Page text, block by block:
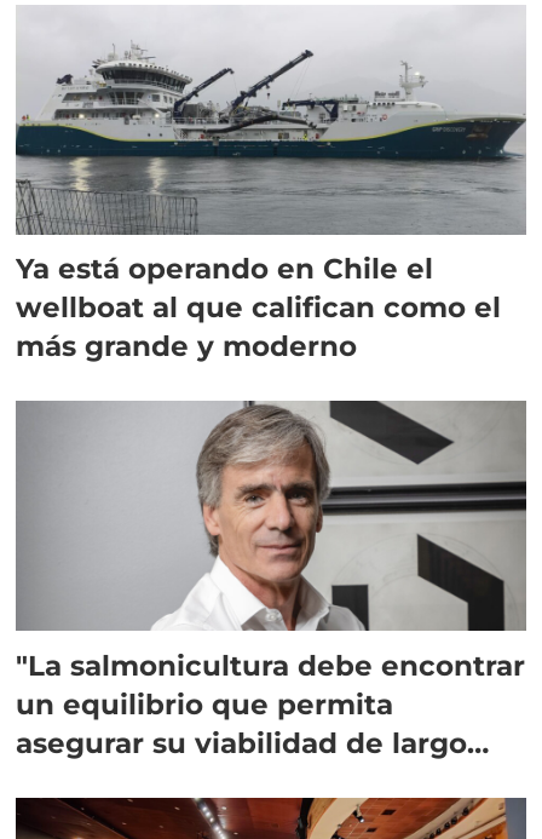
Ya está operando en Chile el
wellboat al que califican como el
más grande y moderno
"La salmonicultura debe encontrar
un equilibrio que permita
asegurar su viabilidad de largo